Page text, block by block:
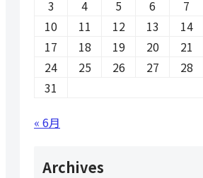
3
4 5 6 7
10
11 12 13 14
17
18 19 20 21
24
25 26 27 28
31
« 6月
Archives